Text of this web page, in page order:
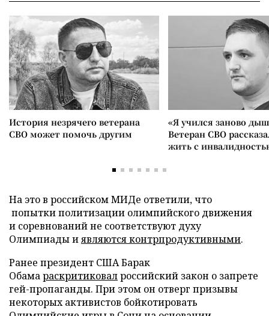
История незрячего ветерана
СВО может помочь другим
«Я учился заново
Ветеран СВО
жить с
На это в российском МИДе ответили, что
попытки политизации олимпийского движения
и соревнований не соответствуют духу
Олимпиады иявляются контрпродуктивными.
Ранее президент США Барак
Обамараскритиковалроссийский закон о запрете
гей-пропаганды. При этом он отверг призывы
некоторых активистов бойкотировать